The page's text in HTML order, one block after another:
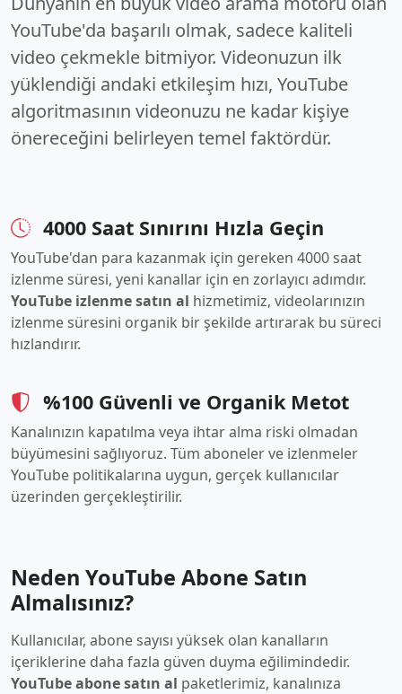
YouTube'da başarılı olmak, sadece kaliteli
video çekmekle bitmiyor. Videonuzun ilk
yüklendiği andaki etkileşim hızı, YouTube
algoritmasının videonuzu ne kadar kişiye
önereceğini belirleyen temel faktördür.
4000 Saat Sınırını Hızla Geçin
YouTube'dan para kazanmak için gereken 4000 saat
izlenme süresi, yeni kanallar için en zorlayıcı adımdır.
YouTube izlenme satın al hizmetimiz, videolarınızın
izlenme süresini organik bir şekilde artırarak bu süreci
hızlandırır.
%100 Güvenli ve Organik Metot
Kanalınızın kapatılma veya ihtar alma riski olmadan
büyümesini sağlıyoruz. Tüm aboneler ve izlenmeler
YouTube politikalarına uygun, gerçek kullanıcılar
üzerinden gerçekleştirilir.
Neden YouTube Abone Satın
Almalısınız?
Kullanıcılar, abone sayısı yüksek olan kanalların
içeriklerine daha fazla güven duyma eğilimindedir.
YouTube abone satın al paketlerimiz, kanalınıza